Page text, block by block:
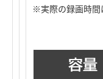
※実際の録画時間